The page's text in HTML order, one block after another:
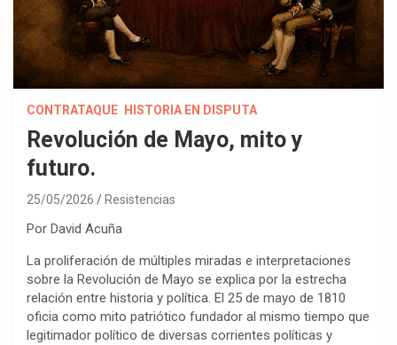
CONTRATAQUE HISTORIA EN DISPUTA
Revolución de Mayo, mito y
futuro.
25/05/2026 Resistencias
Por David Acuña
La proliferación de múltiples miradas e interpretaciones
sobre la Revolución de Mayo se explica por la estrecha
relación entre historia y política. El 25 de mayo de 1810
oficia como mito patriótico fundador al mismo tiempo que
legitimador político de diversas corrientes políticas y